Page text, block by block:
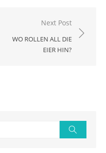
Next Post
WO ROLLEN ALL DIE
EIER HIN?